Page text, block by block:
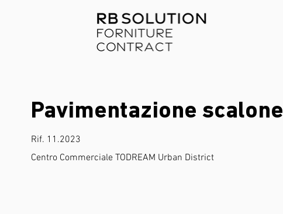
Pavimentazione scalone
Rif. 11.2023
Centro Commerciale TODREAM Urban District